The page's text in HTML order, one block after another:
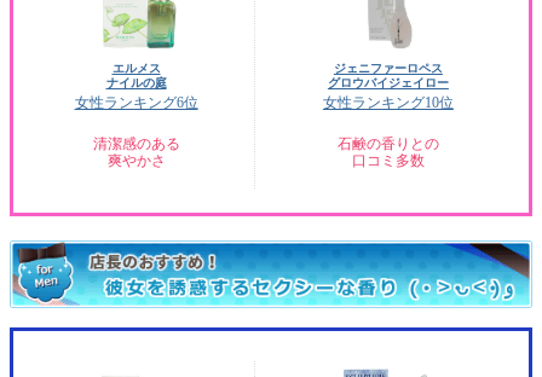
エルメス
ナイルの庭
女性ランキング6位
清潔感のある
爽やかさ
ジェニファーロペス
グロウバイジェイロー
女性ランキング10位
石鹸の香りとの
口コミ多数